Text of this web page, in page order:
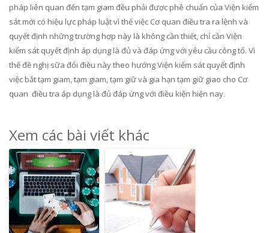
pháp liên quan đến tạm giam đều phải được phê chuẩn của Viện kiểm
sát mới có hiệu lực pháp luật vì thế việc Cơ quan điều tra ra lệnh và
quyết định những trường hợp này là không cần thiết, chỉ cần Viện
kiểm sát quyết định áp dụng là đủ và đáp ứng với yêu cầu công tố. Vì
thế đề nghị sữa đổi điều này theo hướng Viện kiểm sát quyết định
việc bắt tạm giam, tạm giam, tạm giữ và gia hạn tạm giữ giao cho Cơ
quan điều tra áp dụng là đủ đáp ứng với điều kiện hiện nay.
Xem các bài viết khác